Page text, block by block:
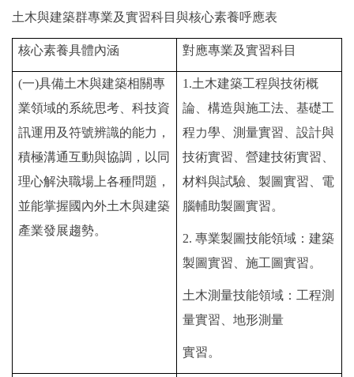
土木與建築群專業及實習科目與核心素養呼應表
核心素養具體內涵 對應專業及實習科目
(一)具備土木與建築相關專
業領域的系統思考、科技資
訊運用及符號辨識的能力，
積極溝通互動與協調，以同
理心解決職場上各種問題，
並能掌握國內外土木與建築
產業發展趨勢。
1.土木建築工程與技術概
論、構造與施工法、基礎工
程力學、測量實習、設計與
技術實習、營建技術實習、
材料與試驗、製圖實習、電
腦輔助製圖實習。
2. 專業製圖技能領域：建築
製圖實習、施工圖實習。
土木測量技能領域：工程測
量實習、地形測量
實習。